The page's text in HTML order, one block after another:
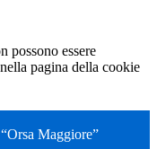
possono essere
pagina della cookie
Maggiore”